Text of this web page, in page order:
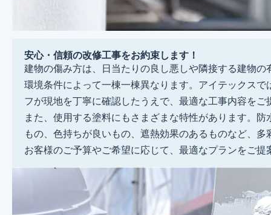
安心・信頼の改修工事をお約束します！
建物の傷み方は、日当たりの良し悪しや隣接する建物の
環境条件によって一棟一棟異なります。アイテックスで
フが現地を丁寧に確認したうえで、最適な工事内容をご
また、使用する塗料にもさまざまな特性があります。防
もの、色持ちが良いもの、遮熱効果のあるものなど、多
お客様のご予算やご希望に応じて、最適なプランをご提